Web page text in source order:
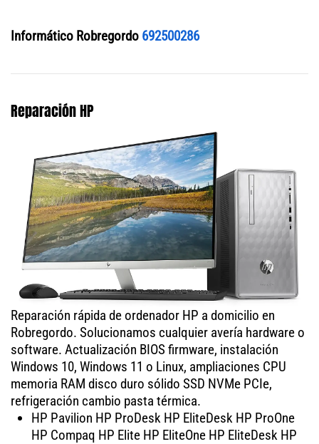
Informático Robregordo 692500286
Reparación HP
Reparación rápida de ordenador HP a domicilio en
Robregordo. Solucionamos cualquier avería hardware o
software. Actualización BIOS firmware, instalación
Windows 10, Windows 11 o Linux, ampliaciones CPU
memoria RAM disco duro sólido SSD NVMe PCIe,
refrigeración cambio pasta térmica.
HP Pavilion HP ProDesk HP EliteDesk HP ProOne
HP Compaq HP Elite HP EliteOne HP EliteDesk HP